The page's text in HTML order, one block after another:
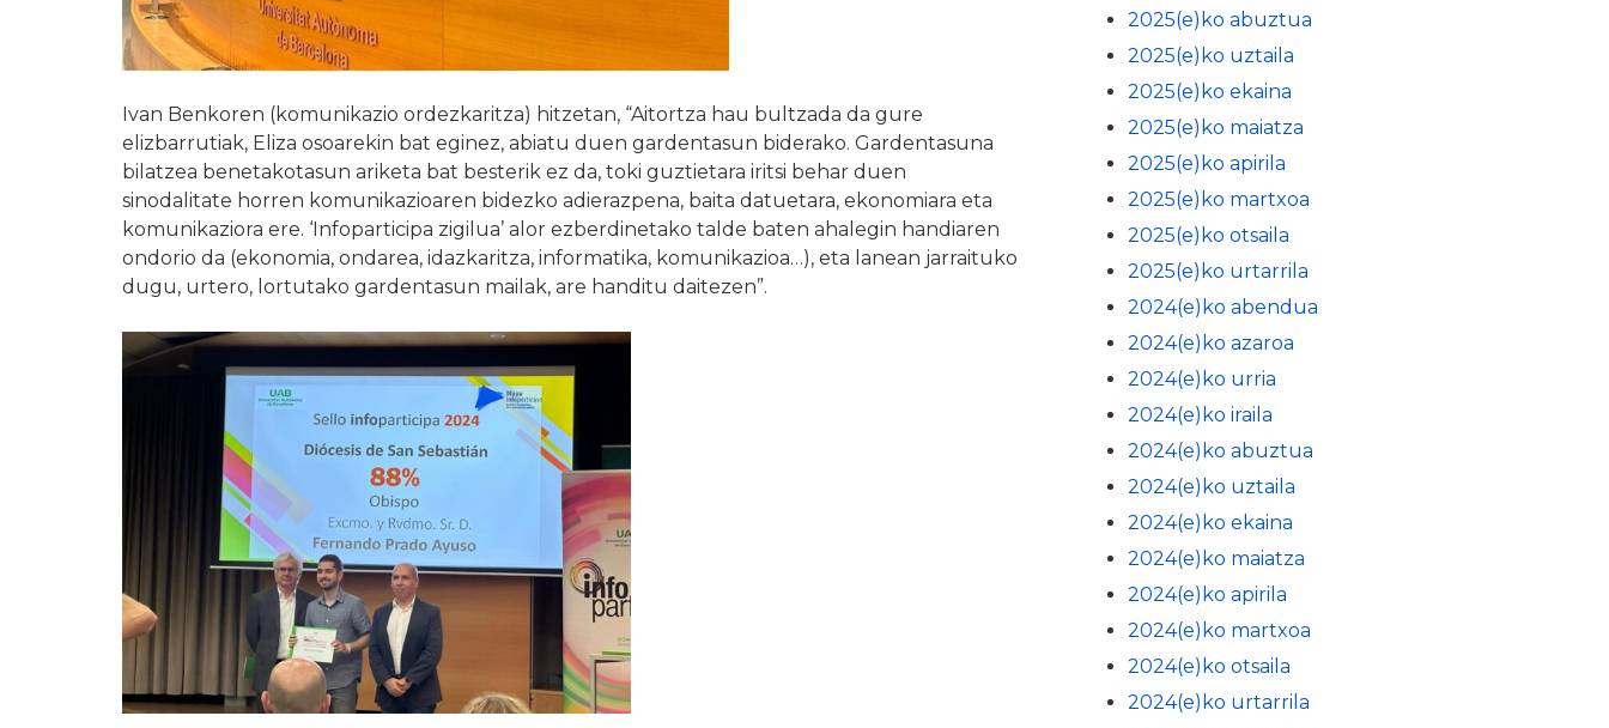
Ivan Benkoren (komunikazio ordezkaritza) hitzetan, “Aitortza hau bultzada da gure
elizbarrutiak, Eliza osoarekin bat eginez, abiatu duen gardentasun biderako. Gardentasuna
bilatzea benetakotasun ariketa bat besterik ez da, toki guztietara iritsi behar duen
sinodalitate horren komunikazioaren bidezko adierazpena, baita datuetara, ekonomiara eta
komunikaziora ere. ‘Infoparticipa zigilua’ alor ezberdinetako talde baten ahalegin handiaren
ondorio da (ekonomia, ondarea, idazkaritza, informatika, komunikazioa…), eta lanean jarraituko
dugu, urtero, lortutako gardentasun mailak, are handitu daitezen”.
2025(e)ko abuztua
2025(e)ko uztaila
2025(e)ko ekaina
2025(e)ko maiatza
2025(e)ko apirila
2025(e)ko martxoa
2025(e)ko otsaila
2025(e)ko urtarrila
2024(e)ko abendua
2024(e)ko azaroa
2024(e)ko urria
2024(e)ko iraila
2024(e)ko abuztua
2024(e)ko uztaila
2024(e)ko ekaina
2024(e)ko maiatza
2024(e)ko apirila
2024(e)ko martxoa
2024(e)ko otsaila
2024(e)ko urtarrila